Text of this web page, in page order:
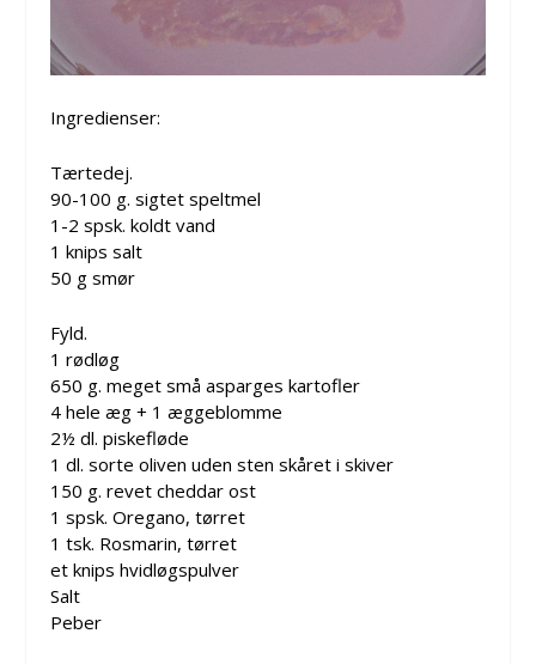
Ingredienser:
Tærtedej.
90-100 g. sigtet speltmel
1-2 spsk. koldt vand
1 knips salt
50 g smør
Fyld.
1 rødløg
650 g. meget små asparges kartofler
4 hele æg + 1 æggeblomme
2½ dl. piskefløde
1 dl. sorte oliven uden sten skåret i skiver
150 g. revet cheddar ost
1 spsk. Oregano, tørret
1 tsk. Rosmarin, tørret
et knips hvidløgspulver
Salt
Peber